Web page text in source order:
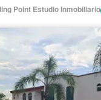
Point Estudio Inmobiliario